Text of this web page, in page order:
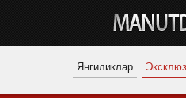
Янгиликлар